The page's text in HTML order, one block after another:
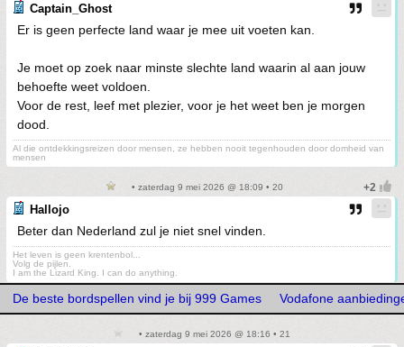
Captain_Ghost
Er is geen perfecte land waar je mee uit voeten kan.
Je moet op zoek naar minste slechte land waarin al aan jouw
behoefte weet voldoen.
Voor de rest, leef met plezier, voor je het weet ben je morgen
dood.
Al die ontdekkingsreizen door mensen, ze hebben nooit tegenhouden door domheid van
mensen
• zaterdag 9 mei 2026 @ 18:09 • 20
Hallojo
Beter dan Nederland zul je niet snel vinden.
Het leven is geen krentenbol...
Volg de pijlen.
I am the Lizard King. I can do anything.
De beste bordspellen vind je bij 999 Games Vodafone
• zaterdag 9 mei 2026 @ 18:16 • 21